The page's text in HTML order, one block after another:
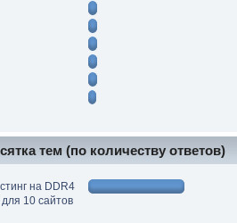
тем (по количеству ответов)
на DDR4
10 сайтов